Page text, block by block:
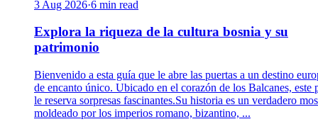
3 Aug 2026·6 min read
Explora la riqueza de la cultura bosnia y su
patrimonio
Bienvenido a esta guía que le abre las puertas a un destino
de encanto único. Ubicado en el corazón de los Balcanes, este
le reserva sorpresas fascinantes.Su historia es un verdadero
moldeado por los imperios romano, bizantino, ...